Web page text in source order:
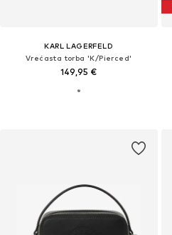
KARL LAGERFELD
Vrećasta torba 'K/Pierced'
149,95 €